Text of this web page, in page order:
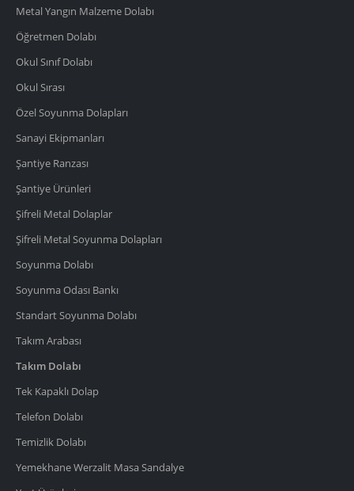
Metal Yangın Malzeme Dolabı
Öğretmen Dolabı
Okul Sınıf Dolabı
Okul Sırası
Özel Soyunma Dolapları
Sanayi Ekipmanları
Şantiye Ranzası
Şantiye Ürünleri
Şifreli Metal Dolaplar
Şifreli Metal Soyunma Dolapları
Soyunma Dolabı
Soyunma Odası Bankı
Standart Soyunma Dolabı
Takım Arabası
Takım Dolabı
Tek Kapaklı Dolap
Telefon Dolabı
Temizlik Dolabı
Yemekhane Werzalit Masa Sandalye